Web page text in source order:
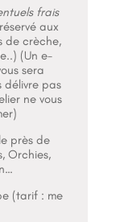
frais
aux
de crèche,
(Un e-
sera
délivre pas
ne vous
près de
Orchies,
(tarif : me